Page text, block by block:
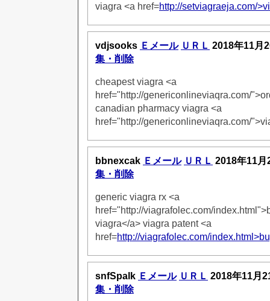
viagra <a href=http://setviagraeja.com/
vdjsooks Ｅメール ＵＲＬ 2018年11月
集・削除
cheapest viagra <a
href="http://genericonlineviaqra.com/
canadian pharmacy viagra <a
href="http://genericonlineviaqra.com/
bbnexcak Ｅメール ＵＲＬ 2018年11
集・削除
generic viagra rx <a
href="http://viagrafolec.com/
viagra</a> viagra patent <a
href=http://viagrafolec.com/
snfSpalk Ｅメール ＵＲＬ 2018年11月
集・削除